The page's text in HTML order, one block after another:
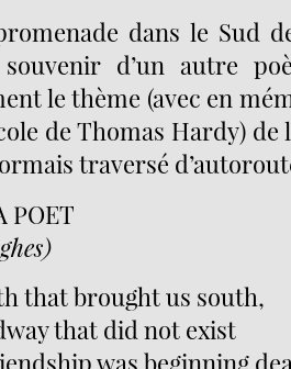
dans le Sud
souvenir d’un autre
le thème (avec en
de Thomas Hardy)
traversé
POET
that brought us south,
that did not exist